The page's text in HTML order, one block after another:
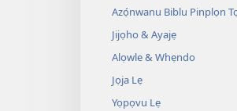
Azọ́nwanu Biblu Pinplọn
Jijọho & Ayajẹ
Alọwle & Whẹndo
Jọja Lẹ
Yọpọvu Lẹ